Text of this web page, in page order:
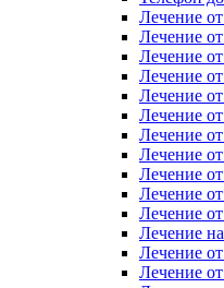
Лечение
Лечение
Лечение
Лечение
Лечение
Лечение
Лечение
Лечение
Лечение
Лечение
Лечение
Лечение
Лечение
Лечение